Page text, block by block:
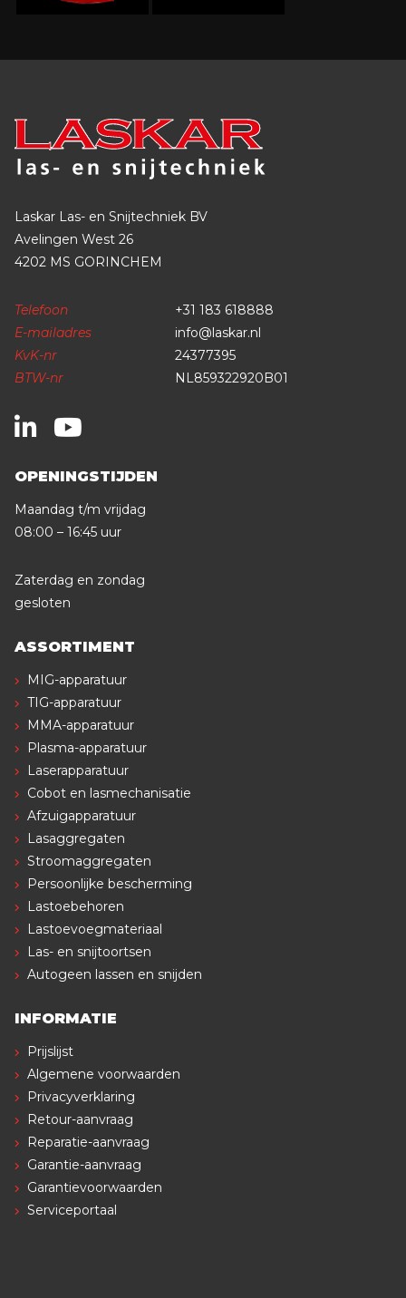
Laskar Las- en Snijtechniek BV
Avelingen West 26
4202 MS GORINCHEM
Telefoon
+31 183 618888
E-mailadres
info@laskar.nl
KvK-nr
24377395
BTW-nr
NL859322920B01
OPENINGSTIJDEN
Maandag t/m vrijdag
08:00 – 16:45 uur
Zaterdag en zondag
gesloten
ASSORTIMENT
MIG-apparatuur
TIG-apparatuur
MMA-apparatuur
Plasma-apparatuur
Laserapparatuur
Cobot en lasmechanisatie
Afzuigapparatuur
Lasaggregaten
Stroomaggregaten
Persoonlijke bescherming
Lastoebehoren
Lastoevoegmateriaal
Las- en snijtoortsen
Autogeen lassen en snijden
INFORMATIE
Prijslijst
Algemene voorwaarden
Privacyverklaring
Retour-aanvraag
Reparatie-aanvraag
Garantie-aanvraag
Garantievoorwaarden
Serviceportaal